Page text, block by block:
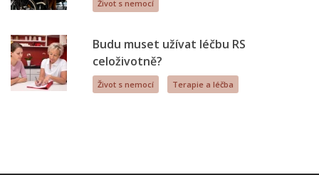
Život s nemocí
Budu muset užívat léčbu RS
celoživotně?
Život s nemocí Terapie a léčba